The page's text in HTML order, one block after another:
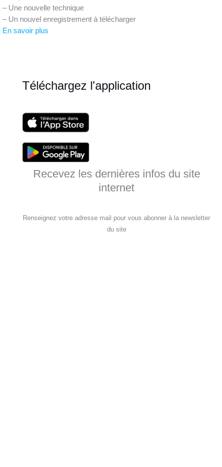
– Une nouvelle technique
– Un nouvel enregistrement à télécharger
En savoir plus
Téléchargez l'application
Recevez les dernières infos du site
internet
Renseignez votre adresse mail pour vous abonner à la newsletter
du site